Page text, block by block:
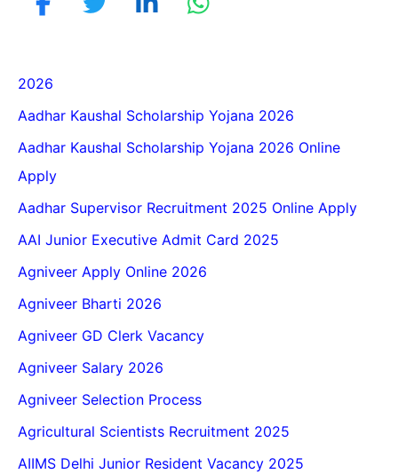
2026
Aadhar Kaushal Scholarship Yojana 2026
Aadhar Kaushal Scholarship Yojana 2026 Online
Apply
Aadhar Supervisor Recruitment 2025 Online Apply
AAI Junior Executive Admit Card 2025
Agniveer Apply Online 2026
Agniveer Bharti 2026
Agniveer GD Clerk Vacancy
Agniveer Salary 2026
Agniveer Selection Process
Agricultural Scientists Recruitment 2025
AIIMS Delhi Junior Resident Vacancy 2025